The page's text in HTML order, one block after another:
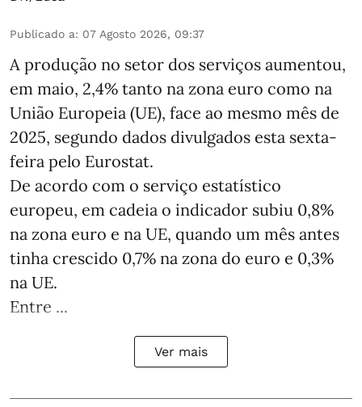
Publicado a: 07 Agosto 2026, 09:37
A produção no setor dos serviços aumentou,
em maio, 2,4% tanto na zona euro como na
União Europeia (UE), face ao mesmo mês de
2025, segundo dados divulgados esta sexta-
feira pelo Eurostat.
De acordo com o serviço estatístico
europeu, em cadeia o indicador subiu 0,8%
na zona euro e na UE, quando um mês antes
tinha crescido 0,7% na zona do euro e 0,3%
na UE.
Entre ...
Ver mais